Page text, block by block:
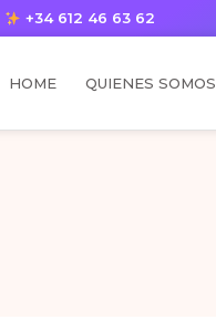
+34 612 46 63 62
HOME QUIENES SOMOS